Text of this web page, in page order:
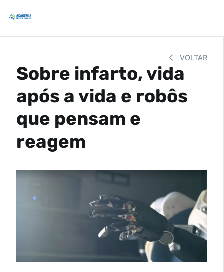
VOLTAR
Sobre infarto, vida
após a vida e robôs
que pensam e
reagem